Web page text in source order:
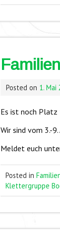
Posted on 1. Mai
Es ist noch Platz
Wir sind vom 3.-
Meldet euch
Posted in
Klettergruppe